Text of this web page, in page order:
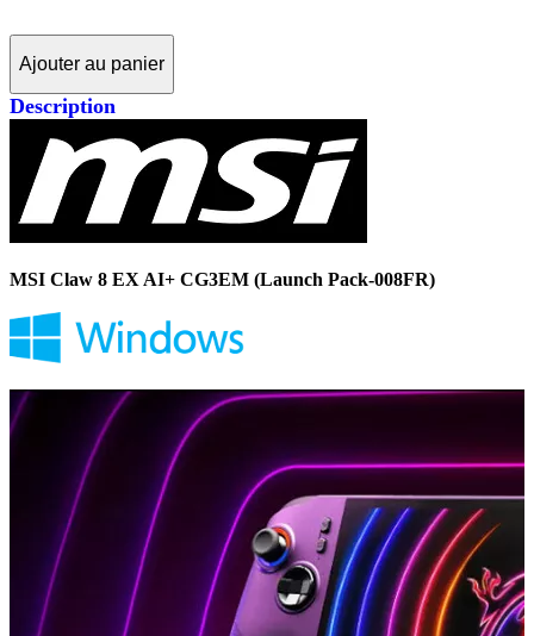
Ajouter au panier
Description
MSI Claw 8 EX AI+ CG3EM (Launch Pack-008FR)